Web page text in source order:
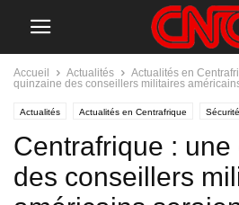
Accueil Actualités Actualités en
quinzaine des conseillers militaires
Actualités Actualités en Centrafrique Sécurité
Centrafrique :
des conseillers